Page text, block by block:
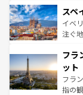
ろん
景な
ピザ
ませ
なお
しい。
スペ
イベ
注ぐ
文化
れる
る。
アー
フラ
ット
フラ
指の